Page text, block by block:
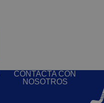
CONTACTA CON
NOSOTROS